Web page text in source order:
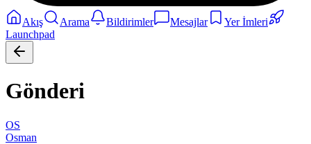
Akış Arama Bildirimler Mesajlar
Yer İmleri
Launchpad
Gönderi
OS
Osman